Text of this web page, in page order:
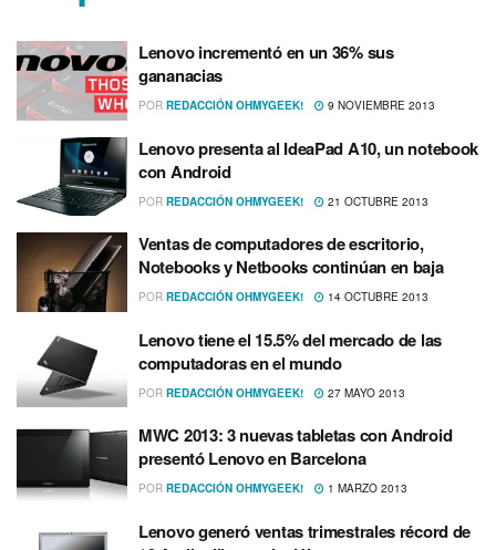
Lenovo incrementó en un 36% sus
gananacias
POR REDACCIÓN OHMYGEEK! 9 NOVIEMBRE 2013
Lenovo presenta al IdeaPad A10, un notebook
con Android
POR REDACCIÓN OHMYGEEK! 21 OCTUBRE 2013
Ventas de computadores de escritorio,
Notebooks y Netbooks continúan en baja
POR REDACCIÓN OHMYGEEK! 14 OCTUBRE 2013
Lenovo tiene el 15.5% del mercado de las
computadoras en el mundo
POR REDACCIÓN OHMYGEEK! 27 MAYO 2013
MWC 2013: 3 nuevas tabletas con Android
presentó Lenovo en Barcelona
POR REDACCIÓN OHMYGEEK! 1 MARZO 2013
Lenovo generó ventas trimestrales récord de